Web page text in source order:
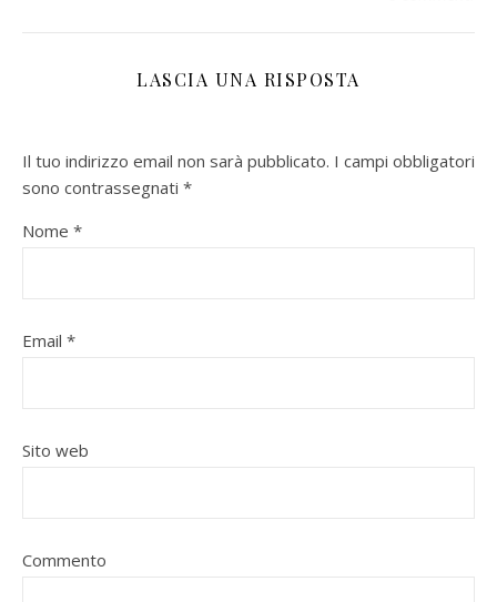
LASCIA UNA RISPOSTA
Il tuo indirizzo email non sarà pubblicato. I campi obbligatori
sono contrassegnati *
Nome *
Email *
Sito web
Commento